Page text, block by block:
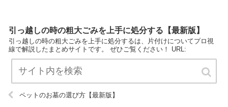
引っ越しの時の粗大ごみを上手に処分する【最新版】
引っ越しの時の粗大ごみを上手に処分するは、片付けについてプロ視
線で解説したまとめサイトです。 ぜひご覧ください！ URL:
ペットのお墓の選び方【最新版】